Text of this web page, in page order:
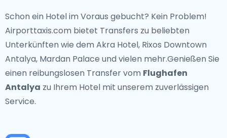
Schon ein Hotel im Voraus gebucht? Kein Problem!
Airporttaxis.com bietet Transfers zu beliebten
Unterkünften wie dem Akra Hotel, Rixos Downtown
Antalya, Mardan Palace und vielen mehr.Genießen Sie
einen reibungslosen Transfer vom Flughafen
Antalya zu Ihrem Hotel mit unserem zuverlässigen
Service.